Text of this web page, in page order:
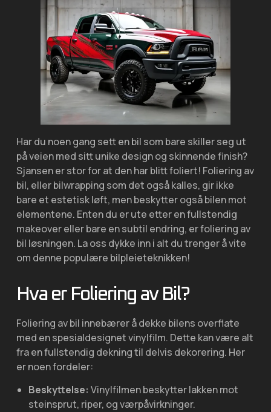
Har du noen gang sett en bil som bare skiller seg ut
på veien med sitt unike design og skinnende finish?
Sjansen er stor for at den har blitt foliert! Foliering av
bil, eller bilwrapping som det også kalles, gir ikke
bare et estetisk løft, men beskytter også bilen mot
elementene. Enten du er ute etter en fullstendig
makeover eller bare en subtil endring, er foliering av
bil løsningen. La oss dykke inn i alt du trenger å vite
om denne populære bilpleieteknikken!
Hva er Foliering av Bil?
Foliering av bil innebærer å dekke bilens overflate
med en spesialdesignet vinylfilm. Dette kan være alt
fra en fullstendig dekning til delvis dekorering. Her
er noen fordeler:
Beskyttelse: Vinylfilmen beskytter lakken mot
steinsprut, riper, og værpåvirkninger.